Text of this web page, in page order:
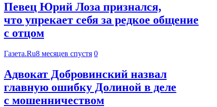
Певец Юрий Лоза признался,
что упрекает себя за редкое общение
с отцом
Газета.Ru8 месяцев спустя 0
Адвокат Добровинский назвал
главную ошибку Долиной в деле
с мошенничеством